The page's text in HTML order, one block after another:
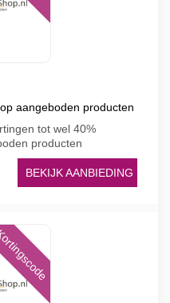
aangeboden producten
tot wel 40%
producten
BEKIJK AANBIEDING